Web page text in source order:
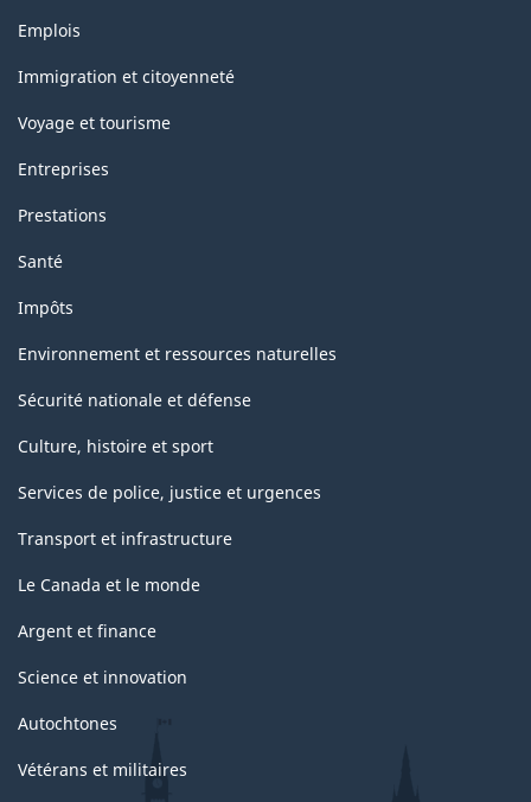
Thèmes
sujets
Emplois
Immigration et citoyenneté
Voyage et tourisme
Entreprises
Prestations
Santé
Impôts
Environnement et ressources naturelles
Sécurité nationale et défense
Culture, histoire et sport
Services de police, justice et urgences
Transport et infrastructure
Le Canada et le monde
Argent et finance
Science et innovation
Autochtones
Vétérans et militaires